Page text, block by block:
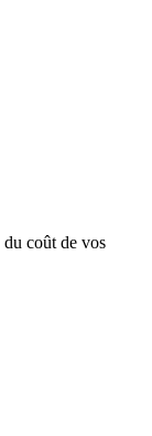
du coût de vos